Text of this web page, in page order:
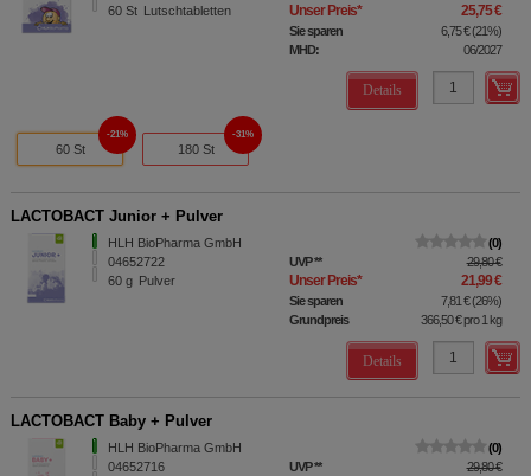
60 St Lutschtabletten Unser Preis* 25,75 €
Sie sparen 6,75 €(21%)
MHD:
06/2027
Details
60 St
21%
180 St
31%
LACTOBACT Junior + Pulver
HLH BioPharma GmbH
04652722
60 g Pulver
0
UVP** 29,80 €
Unser Preis* 21,99 €
Sie sparen 7,81 €(26%)
Grundpreis
366,50 €pro 1 kg
Details
LACTOBACT Baby + Pulver
HLH BioPharma GmbH
04652716
0
UVP** 29,80 €